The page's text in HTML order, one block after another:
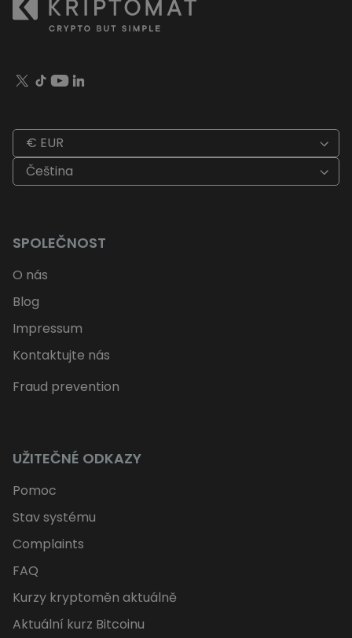
€ EUR
Čeština
SPOLEČNOST
O nás
Blog
Impressum
Kontaktujte nás
Fraud prevention
UŽITEČNÉ ODKAZY
Pomoc
Stav systému
Complaints
FAQ
Kurzy kryptoměn aktuálně
Aktuální kurz Bitcoinu